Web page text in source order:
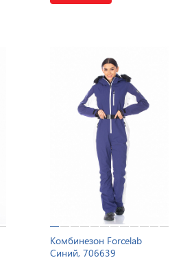
Комбинезон Forcelab
Синий, 706639